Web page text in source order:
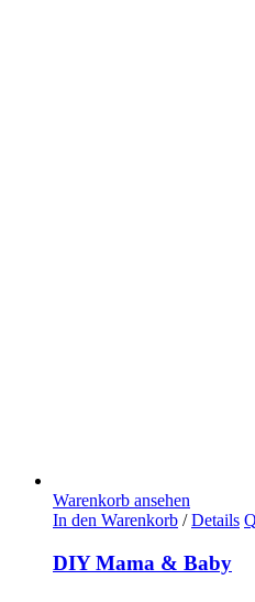
Warenkorb ansehen
In den Warenkorb / Details
DIY Mama & Baby